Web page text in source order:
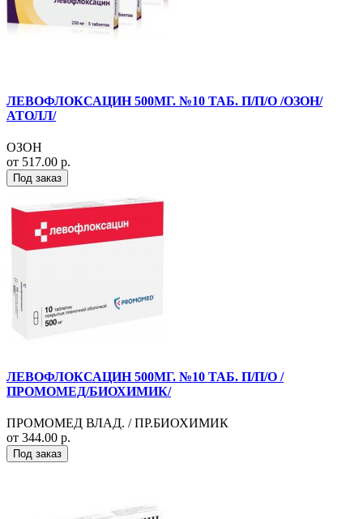
ЛЕВОФЛОКСАЦИН 500МГ. №10 ТАБ. П/П/О /ОЗОН/
АТОЛЛ/
ОЗОН
от 517.00 р.
Под заказ
ЛЕВОФЛОКСАЦИН 500МГ. №10 ТАБ. П/П/О /
ПРОМОМЕД/БИОХИМИК/
ПРОМОМЕД ВЛАД. / ПР.БИОХИМИК
от 344.00 р.
Под заказ